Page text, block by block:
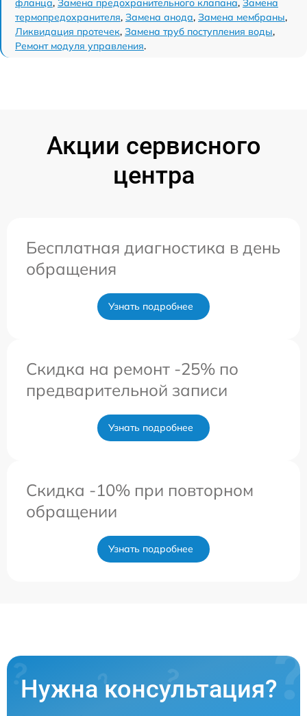
фланца, Замена предохранительного клапана, Замена
термопредохранителя, Замена анода, Замена мембраны,
Ликвидация протечек, Замена труб поступления воды,
Ремонт модуля управления.
Акции сервисного
центра
Бесплатная диагностика в день
обращения
Узнать подробнее
Скидка на ремонт -25% по
предварительной записи
Узнать подробнее
Скидка -10% при повторном
обращении
Узнать подробнее
Нужна консультация?